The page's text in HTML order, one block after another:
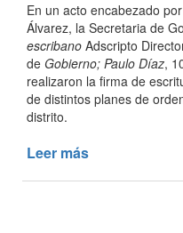
En un acto encabezado
Álvarez, la Secretaria de
escribano Adscripto
de Gobierno; Paulo Díaz,
realizaron la firma de
de distintos planes de
distrito.
Leer más